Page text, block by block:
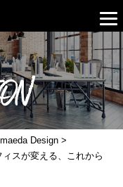
Design >
ィスが変える、これから